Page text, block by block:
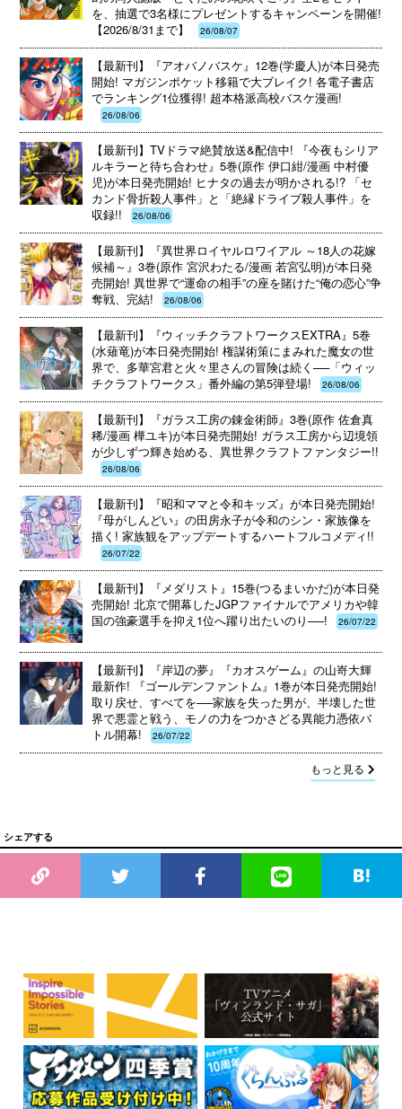
を、抽選で3名様にプレゼントするキャンペーンを開催!
【2026/8/31まで】
26/08/07
【最新刊】『アオバノバスケ』12巻(学慶人)が本日発売
開始! マガジンポケット移籍で大ブレイク! 各電子書店
でランキング1位獲得! 超本格派高校バスケ漫画!
26/08/06
【最新刊】TVドラマ絶賛放送&配信中! 『今夜もシリア
ルキラーと待ち合わせ』5巻(原作 伊口紺/漫画 中村優
児)が本日発売開始! ヒナタの過去が明かされる!? 「セ
カンド骨折殺人事件」と「絶縁ドライブ殺人事件」を
収録!!
26/08/06
【最新刊】『異世界ロイヤルロワイアル ～18人の花嫁
候補～』3巻(原作 宮沢わたる/漫画 若宮弘明)が本日発
売開始! 異世界で“運命の相手”の座を賭けた“俺の恋心”争
奪戦、完結!
26/08/06
【最新刊】『ウィッチクラフトワークスEXTRA』5巻
(水薙竜)が本日発売開始! 権謀術策にまみれた魔女の世
界で、多華宮君と火々里さんの冒険は続く──「ウィッ
チクラフトワークス」番外編の第5弾登場!
26/08/06
【最新刊】『ガラス工房の錬金術師』3巻(原作 佐倉真
稀/漫画 樺ユキ)が本日発売開始! ガラス工房から辺境領
が少しずつ輝き始める、異世界クラフトファンタジー!!
26/08/06
【最新刊】『昭和ママと令和キッズ』が本日発売開始!
『母がしんどい』の田房永子が令和のシン・家族像を
描く! 家族観をアップデートするハートフルコメディ!!
26/07/22
【最新刊】『メダリスト』15巻(つるまいかだ)が本日発
売開始! 北京で開幕したJGPファイナルでアメリカや韓
国の強豪選手を抑え1位へ躍り出たいのり──!
26/07/22
【最新刊】『岸辺の夢』『カオスゲーム』の山嵜大輝
最新作! 『ゴールデンファントム』1巻が本日発売開始!
取り戻せ、すべてを──家族を失った男が、半壊した世
界で悪霊と戦う、モノの力をつかさどる異能力憑依バ
トル開幕!
26/07/22
もっと見る
シェアする